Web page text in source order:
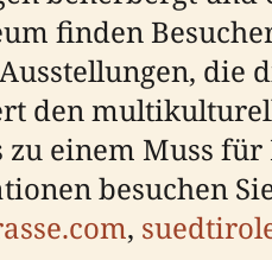
finden
die
den
zu einem Muss
besuchen
,